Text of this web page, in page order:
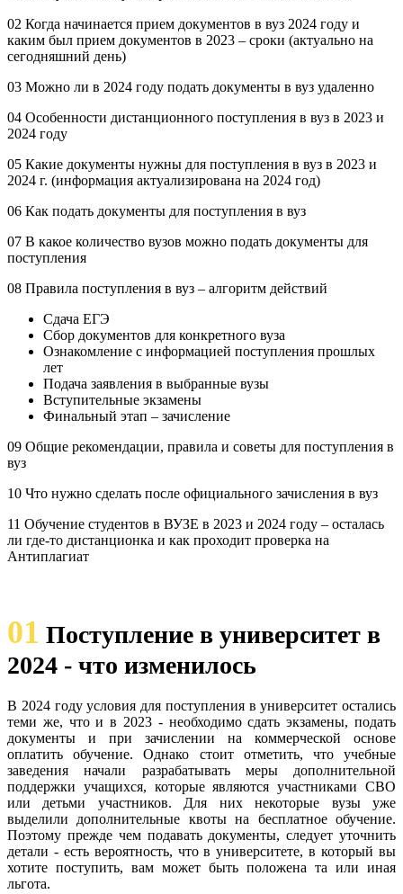
02 Когда начинается прием документов в вуз 2024 году и
каким был прием документов в 2023 – сроки (актуально на
сегодняшний день)
03 Можно ли в 2024 году подать документы в вуз удаленно
04 Особенности дистанционного поступления в вуз в 2023 и
2024 году
05 Какие документы нужны для поступления в вуз в 2023 и
2024 г. (информация актуализирована на 2024 год)
06 Как подать документы для поступления в вуз
07 В какое количество вузов можно подать документы для
поступления
08 Правила поступления в вуз – алгоритм действий
Сдача ЕГЭ
Сбор документов для конкретного вуза
Ознакомление с информацией поступления прошлых
лет
Подача заявления в выбранные вузы
Вступительные экзамены
Финальный этап – зачисление
09 Общие рекомендации, правила и советы для поступления в
вуз
10 Что нужно сделать после официального зачисления в вуз
11 Обучение студентов в ВУЗЕ в 2023 и 2024 году – осталась
ли где-то дистанционка и как проходит проверка на
Антиплагиат
01 Поступление в университет в
2024 - что изменилось
В 2024 году условия для поступления в университет остались
теми же, что и в 2023 - необходимо сдать экзамены, подать
документы и при зачислении на коммерческой основе
оплатить обучение. Однако стоит отметить, что учебные
заведения начали разрабатывать меры дополнительной
поддержки учащихся, которые являются участниками СВО
или детьми участников. Для них некоторые вузы уже
выделили дополнительные квоты на бесплатное обучение.
Поэтому прежде чем подавать документы, следует уточнить
детали - есть вероятность, что в университете, в который вы
хотите поступить, вам может быть положена та или иная
льгота.